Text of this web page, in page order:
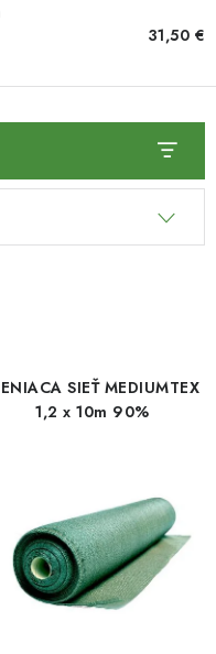
31,50 €
SIEŤ MEDIUMTEX
1,2 x 10m 90%